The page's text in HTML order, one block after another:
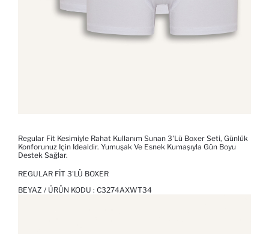
Regular Fit Kesimiyle Rahat Kullanım Sunan 3'lü Boxer Seti, Günlük
Konforunuz Için Idealdir. Yumuşak Ve Esnek Kumaşıyla Gün Boyu
Destek Sağlar.
REGULAR FIT 3'LÜ BOXER
BEYAZ / ÜRÜN KODU : C3274AXWT34